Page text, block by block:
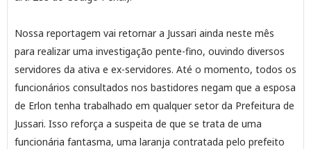
Nossa reportagem vai retornar a Jussari ainda neste mês
para realizar uma investigação pente-fino, ouvindo diversos
servidores da ativa e ex-servidores. Até o momento, todos os
funcionários consultados nos bastidores negam que a esposa
de Erlon tenha trabalhado em qualquer setor da Prefeitura de
Jussari. Isso reforça a suspeita de que se trata de uma
funcionária fantasma, uma laranja contratada pelo prefeito